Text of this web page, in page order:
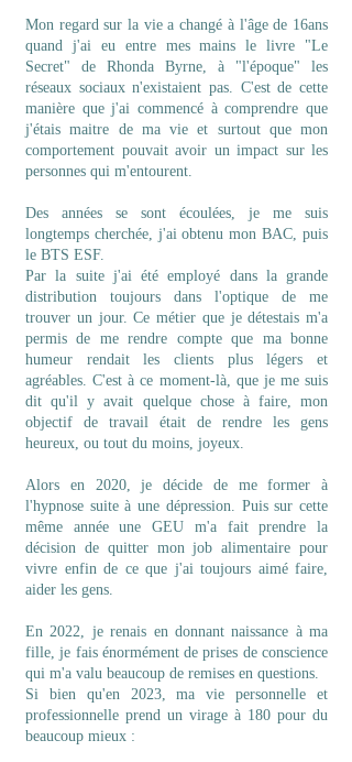
Mon regard sur la vie a changé à l'âge de 16ans
quand j'ai eu entre mes mains le livre "Le
Secret" de Rhonda Byrne, à "l'époque" les
réseaux sociaux n'existaient pas. C'est de cette
manière que j'ai commencé à comprendre que
j'étais maitre de ma vie et surtout que mon
comportement pouvait avoir un impact sur les
personnes qui m'entourent.
Des années se sont écoulées, je me suis
longtemps cherchée, j'ai obtenu mon BAC, puis
le BTS ESF.
Par la suite j'ai été employé dans la grande
distribution toujours dans l'optique de me
trouver un jour. Ce métier que je détestais m'a
permis de me rendre compte que ma bonne
humeur rendait les clients plus légers et
agréables. C'est à ce moment-là, que je me suis
dit qu'il y avait quelque chose à faire, mon
objectif de travail était de rendre les gens
heureux, ou tout du moins, joyeux.
Alors en 2020, je décide de me former à
l'hypnose suite à une dépression. Puis sur cette
même année une GEU m'a fait prendre la
décision de quitter mon job alimentaire pour
vivre enfin de ce que j'ai toujours aimé faire,
aider les gens.
En 2022, je renais en donnant naissance à ma
fille, je fais énormément de prises de conscience
qui m'a valu beaucoup de remises en questions.
Si bien qu'en 2023, ma vie personnelle et
professionnelle prend un virage à 180 pour du
beaucoup mieux :